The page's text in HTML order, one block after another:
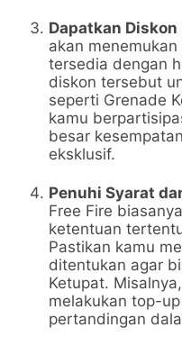
Dapatkan Diskon
akan
tersedia dengan
diskon tersebut
seperti Grenade
kamu
besar
eksklusif.
Penuhi Syarat
Free Fire
ketentuan
Pastikan kamu
ditentukan agar
Ketupat.
melakukan top-
pertandingan